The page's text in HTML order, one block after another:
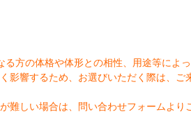
方の体格や体形との相性、用途等によ
影響するため、お選びいただく際は、
難しい場合は、問い合わせフォームより